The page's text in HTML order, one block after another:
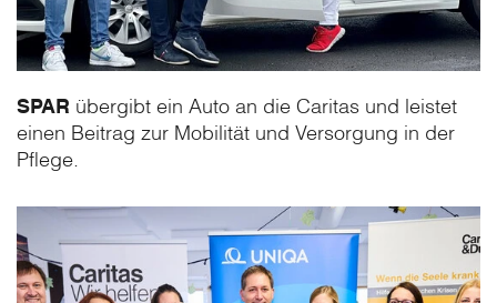
SPAR übergibt ein Auto an die Caritas und leistet
einen Beitrag zur Mobilität und Versorgung in der
Pflege.